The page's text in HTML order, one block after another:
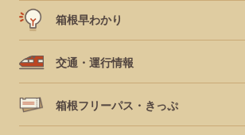
箱根早わかり
交通・運行情報
箱根フリーパス・きっぷ